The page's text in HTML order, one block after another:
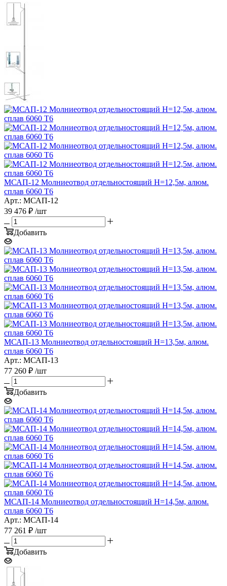
МСАП-12 Молниеотвод отдельностоящий H=12,5м, алюм.
сплав 6060 T6
Арт.: МСАП-12
39 476 ₽ /шт
Добавить
МСАП-13 Молниеотвод отдельностоящий H=13,5м, алюм.
сплав 6060 T6
Арт.: МСАП-13
77 260 ₽ /шт
Добавить
МСАП-14 Молниеотвод отдельностоящий H=14,5м, алюм.
сплав 6060 T6
Арт.: МСАП-14
77 261 ₽ /шт
Добавить